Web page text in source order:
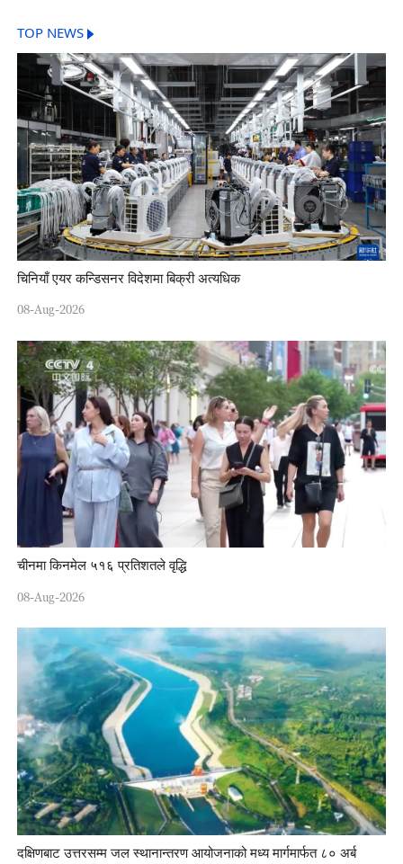
TOP NEWS
चिनियाँ एयर कन्डिसनर विदेशमा बिक्री अत्यधिक
08-Aug-2026
चीनमा किनमेल ५१६ प्रतिशतले वृद्धि
08-Aug-2026
दक्षिणबाट उत्तरसम्म जल स्थानान्तरण आयोजनाको मध्य मार्गमार्फत ८० अर्ब